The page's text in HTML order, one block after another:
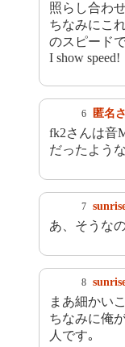
照らし合わ
ちなみにこ
のスピード
I show speed!
6 匿名
fk2さんは音
だったような
7
あ、そうな
8
まあ細かい
ちなみに俺
人です｡